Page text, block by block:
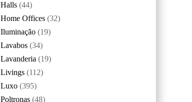
Halls (44)
Home Offices (32)
Iluminação (19)
Lavabos (34)
Lavanderia (19)
Livings (112)
Luxo (395)
Poltronas (48)